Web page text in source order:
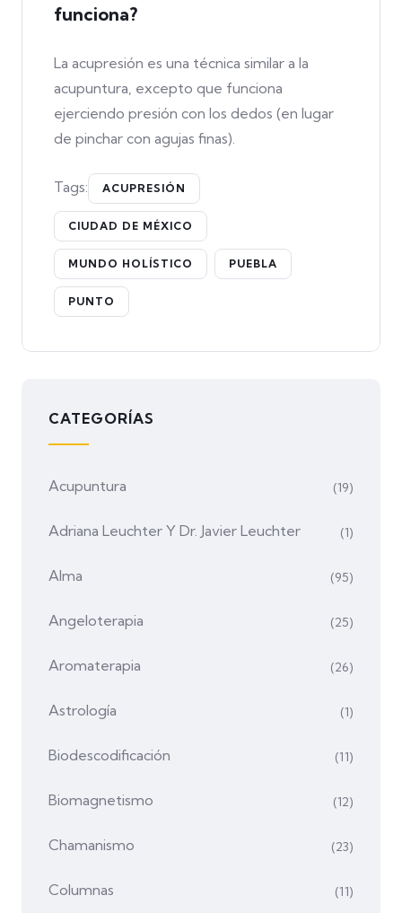
funciona?
La acupresión es una técnica similar a la
acupuntura, excepto que funciona
ejerciendo presión con los dedos (en lugar
de pinchar con agujas finas).
Tags: ACUPRESIÓN
CIUDAD DE MÉXICO
MUNDO HOLÍSTICO PUEBLA
PUNTO
CATEGORÍAS
Acupuntura (19)
Adriana Leuchter Y Dr. Javier Leuchter (1)
Alma (95)
Angeloterapia (25)
Aromaterapia (26)
Astrología (1)
Biodescodificación (11)
Biomagnetismo (12)
Chamanismo (23)
Columnas (11)